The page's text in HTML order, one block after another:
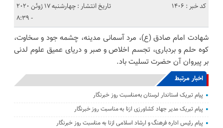
کد خبر : 1406
تاریخ انتشار : چهارشنبه 17 ژوئن 2020
- 8:39
شهادت امام صادق (ع)، مرد آسمانی مدینه، چشمه جود و سخاوت،
کوه حلم و بردباری، تجسم اخلاص و صبر و دریای عمیق علوم لدنی
بر پیروان آن حضرت تسلیت باد.
اخبار مرتبط
پیام تبریک استاندار لرستان به‌مناسبت روز خبرنگار
پیام تبریک مدیر جهاد کشاورزی ازنا به مناسبت روز خبرنگار
پیام رئیس اداره فرهنگ و ارشاد اسلامی ازنا به مناسبت روز خبرنگار